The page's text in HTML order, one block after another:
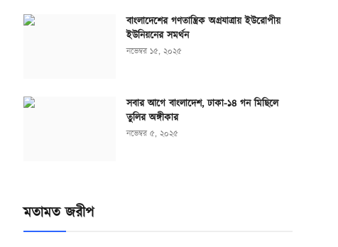
বাংলাদেশের গণতান্ত্রিক অগ্রযাত্রায় ইউরোপীয়
ইউনিয়নের সমর্থন
নভেম্বর ১৫, ২০২৫
সবার আগে বাংলাদেশ, ঢাকা-১৪ গন মিছিলে
তুলির অঙ্গীকার
নভেম্বর ৫, ২০২৫
মতামত জরীপ